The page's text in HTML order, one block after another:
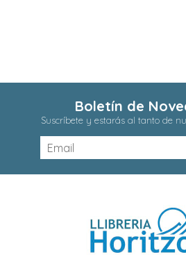
Boletín de
Suscríbete y estarás al tanto de